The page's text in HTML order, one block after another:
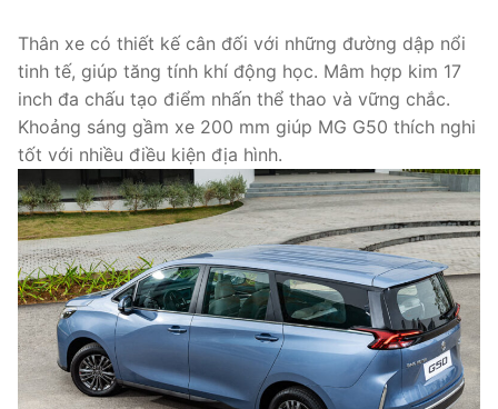
Thân xe có thiết kế cân đối với những đường dập nổi
tinh tế, giúp tăng tính khí động học. Mâm hợp kim 17
inch đa chấu tạo điểm nhấn thể thao và vững chắc.
Khoảng sáng gầm xe 200 mm giúp MG G50 thích nghi
tốt với nhiều điều kiện địa hình.